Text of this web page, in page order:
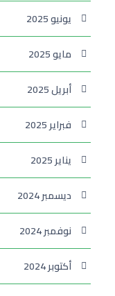
يونيو 2025
مايو 2025
أبريل 2025
فبراير 2025
يناير 2025
ديسمبر 2024
نوفمبر 2024
أكتوبر 2024